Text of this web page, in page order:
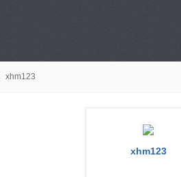
xhm123
xhm123